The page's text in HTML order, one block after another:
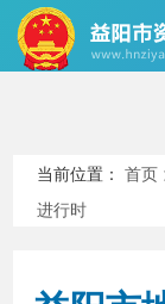
当前位置：首页
进行时